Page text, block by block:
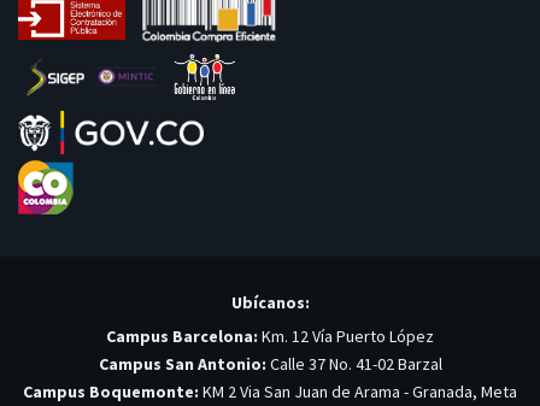
Ubícanos:
Campus Barcelona: Km. 12 Vía Puerto López
Campus San Antonio: Calle 37 No. 41-02 Barzal
Campus Boquemonte: KM 2 Via San Juan de Arama - Granada, Meta